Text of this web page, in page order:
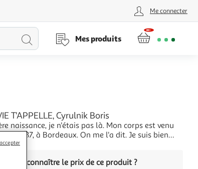
Me connecter
Lancer
Mes produits
T'APPELLE, Cyrulnik Boris
naissance, je n'étais pas là. Mon corps est venu
1937, à Bordeaux. On me l'a dit. Je suis bien
je n'en ai aucun souvenir. Ma seconde
entour
voulez connaître le prix de ce produit ?